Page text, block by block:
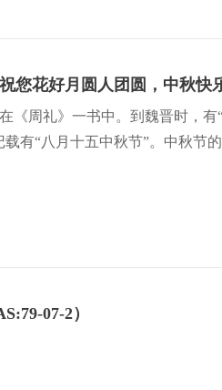
您花好月圆人团圆，中秋快
《周礼》一书中。到魏晋时，
有“八月十五中秋节”。中秋节
07-2）